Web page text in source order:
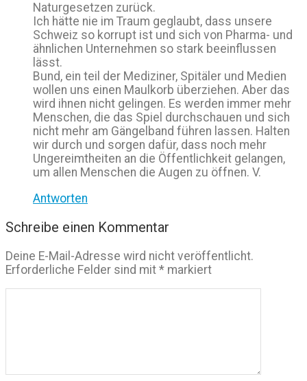
Naturgesetzen zurück.
Ich hätte nie im Traum geglaubt, dass unsere
Schweiz so korrupt ist und sich von Pharma- und
ähnlichen Unternehmen so stark beeinflussen
lässt.
Bund, ein teil der Mediziner, Spitäler und Medien
wollen uns einen Maulkorb überziehen. Aber das
wird ihnen nicht gelingen. Es werden immer mehr
Menschen, die das Spiel durchschauen und sich
nicht mehr am Gängelband führen lassen. Halten
wir durch und sorgen dafür, dass noch mehr
Ungereimtheiten an die Öffentlichkeit gelangen,
um allen Menschen die Augen zu öffnen. V.
Antworten
Schreibe einen Kommentar
Deine E-Mail-Adresse wird nicht veröffentlicht.
Erforderliche Felder sind mit * markiert